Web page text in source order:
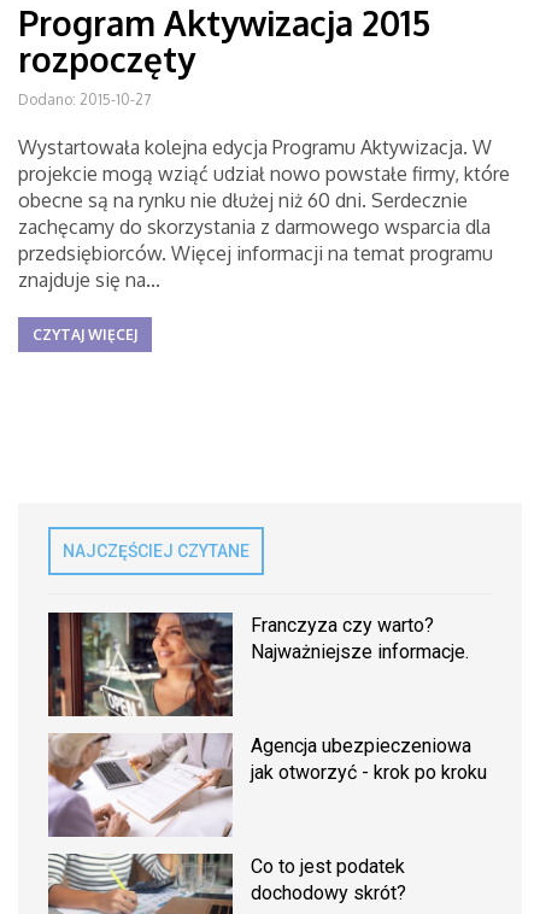
Program Aktywizacja 2015
rozpoczęty
Dodano: 2015-10-27
Wystartowała kolejna edycja Programu Aktywizacja. W
projekcie mogą wziąć udział nowo powstałe firmy, które
obecne są na rynku nie dłużej niż 60 dni. Serdecznie
zachęcamy do skorzystania z darmowego wsparcia dla
przedsiębiorców. Więcej informacji na temat programu
znajduje się na...
CZYTAJ WIĘCEJ
NAJCZĘŚCIEJ CZYTANE
Franczyza czy warto?
Najważniejsze informacje.
Agencja ubezpieczeniowa
jak otworzyć - krok po kroku
Co to jest podatek
dochodowy skrót?